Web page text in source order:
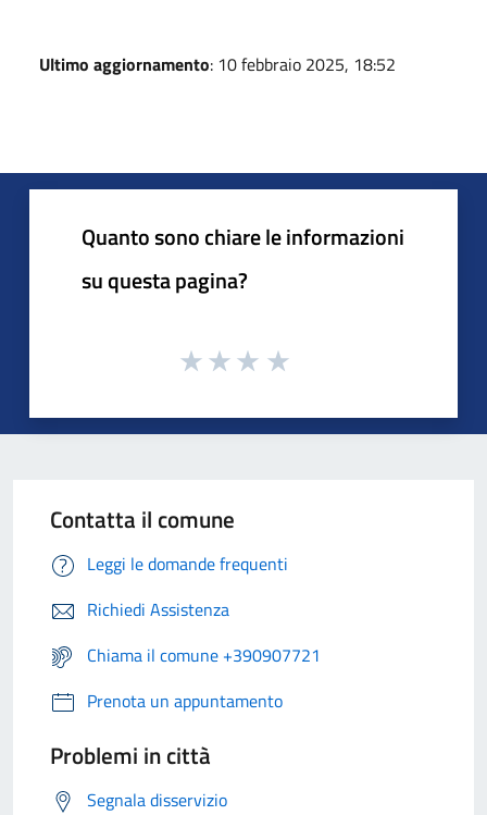
Ultimo aggiornamento: 10 febbraio 2025, 18:52
Quanto sono chiare le informazioni
su questa pagina?
Contatta il comune
Leggi le domande frequenti
Richiedi Assistenza
Chiama il comune +390907721
Prenota un appuntamento
Problemi in città
Segnala disservizio